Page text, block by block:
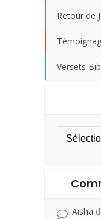
Retour de
Versets
Aisha